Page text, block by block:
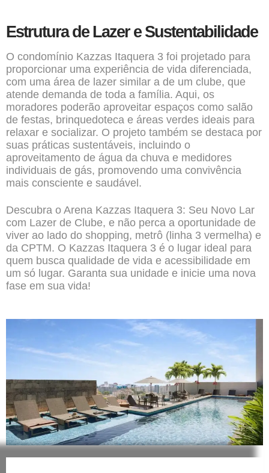
Estrutura de Lazer e Sustentabilidade
O condomínio Kazzas Itaquera 3 foi projetado para
proporcionar uma experiência de vida diferenciada,
com uma área de lazer similar a de um clube, que
atende demanda de toda a família. Aqui, os
moradores poderão aproveitar espaços como salão
de festas, brinquedoteca e áreas verdes ideais para
relaxar e socializar. O projeto também se destaca por
suas práticas sustentáveis, incluindo o
aproveitamento de água da chuva e medidores
individuais de gás, promovendo uma convivência
mais consciente e saudável.
Descubra o Arena Kazzas Itaquera 3: Seu Novo Lar
com Lazer de Clube, e não perca a oportunidade de
viver ao lado do shopping, metrô (linha 3 vermelha) e
da CPTM. O Kazzas Itaquera 3 é o lugar ideal para
quem busca qualidade de vida e acessibilidade em
um só lugar. Garanta sua unidade e inicie uma nova
fase em sua vida!